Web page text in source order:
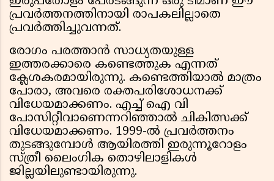
പ്രവർത്തനത്തിനായി രാപകലില്ലാതെ
പ്രവർത്തിച്ചുവന്നത്.
രോഗം പരത്താൻ സാധ്യതയുള്ള
ഇത്തരക്കാരെ കണ്ടെത്തുക എന്നത്
ക്ലേശകരമായിരുന്നു. കണ്ടെത്തിയാൽ മാത്രം
പോരാ, അവരെ രക്തപരിശോധനക്ക്
വിധേയമാക്കണം. എച്ച് ഐ വി
പോസിറ്റീവാണെന്നറിഞ്ഞാൽ ചികിത്സക്ക്
വിധേയമാക്കണം. 1999-ൽ പ്രവർത്തനം
തുടങ്ങുമ്പോൾ ആയിരത്തി ഇരുന്നൂറോളം
സ്ത്രീ ലൈംഗിക തൊഴിലാളികൾ
ജില്ലയിലുണ്ടായിരുന്നു.